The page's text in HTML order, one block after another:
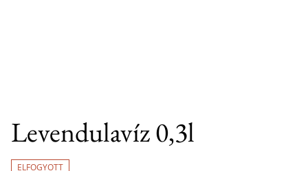
Levendulavíz 0,3l
ELFOGYOTT